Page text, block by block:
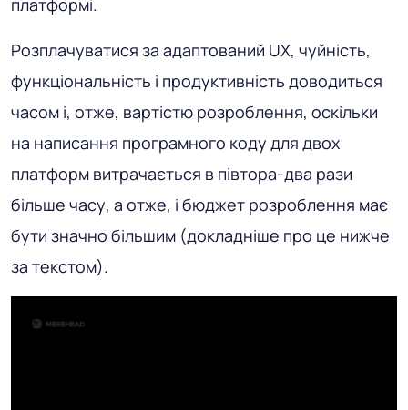
платформі.
Розплачуватися за адаптований UX, чуйність,
функціональність і продуктивність доводиться
часом і, отже, вартістю розроблення, оскільки
на написання програмного коду для двох
платформ витрачається в півтора-два рази
більше часу, а отже, і бюджет розроблення має
бути значно більшим (докладніше про це нижче
за текстом).